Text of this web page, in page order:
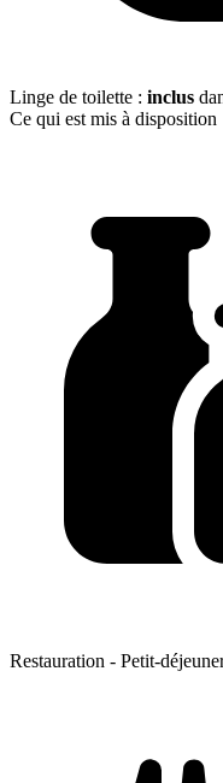
Linge de toilette : inclus
Ce qui est mis à disposition
Restauration - Petit-